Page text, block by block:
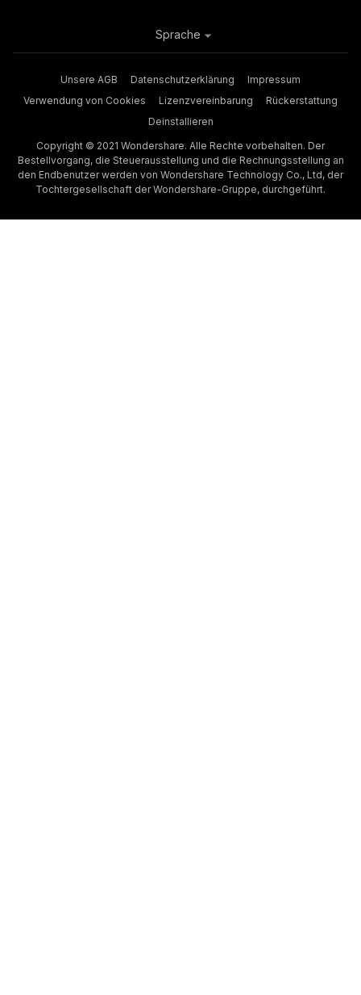
Unsere AGB Datenschutzerklärung
Impressum
Verwendung von Cookies
Lizenzvereinbarung
Rückerstattung
Deinstallieren
Copyright © 2021 Wondershare. Alle Rechte vorbehalten. Der
Bestellvorgang, die Steuerausstellung und die Rechnungsstellung an
den Endbenutzer werden von Wondershare Technology Co., Ltd, der
Tochtergesellschaft der Wondershare-Gruppe, durchgeführt.
Sprache